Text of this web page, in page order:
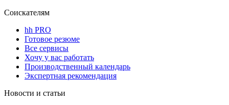
Соискателям
hh PRO
Готовое резюме
Все сервисы
Хочу у вас работать
Производственный календарь
Экспертная рекомендация
Новости и статьи